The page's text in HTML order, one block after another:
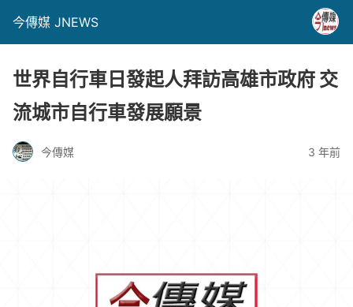
今傳媒 JNEWS
世界自行車日發起人拜訪高雄市政府 交
流城市自行車發展願景
今傳媒 3 年前